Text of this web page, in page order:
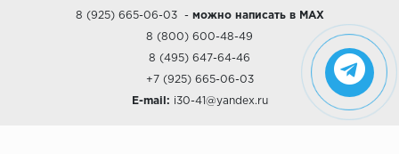
8 (925) 665-06-03- можно написать в MAX
8 (800) 600-48-49
8 (495) 647-64-46
+7 (925) 665-06-03
E-mail: i30-41@yandex.ru